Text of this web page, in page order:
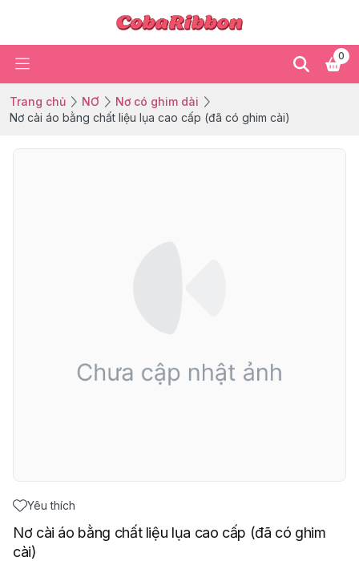
0
Trang chủ NƠ
Nơ có ghim dài
Nơ cài áo bằng chất liệu lụa cao cấp (đã có ghim cài)
Yêu thích
Nơ cài áo bằng chất liệu lụa cao cấp (đã có ghim
cài)